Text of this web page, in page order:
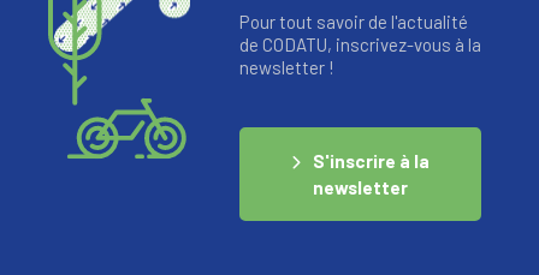
Pour tout savoir de l'actualité
de CODATU, inscrivez-vous à la
newsletter !
S'inscrire à la
newsletter